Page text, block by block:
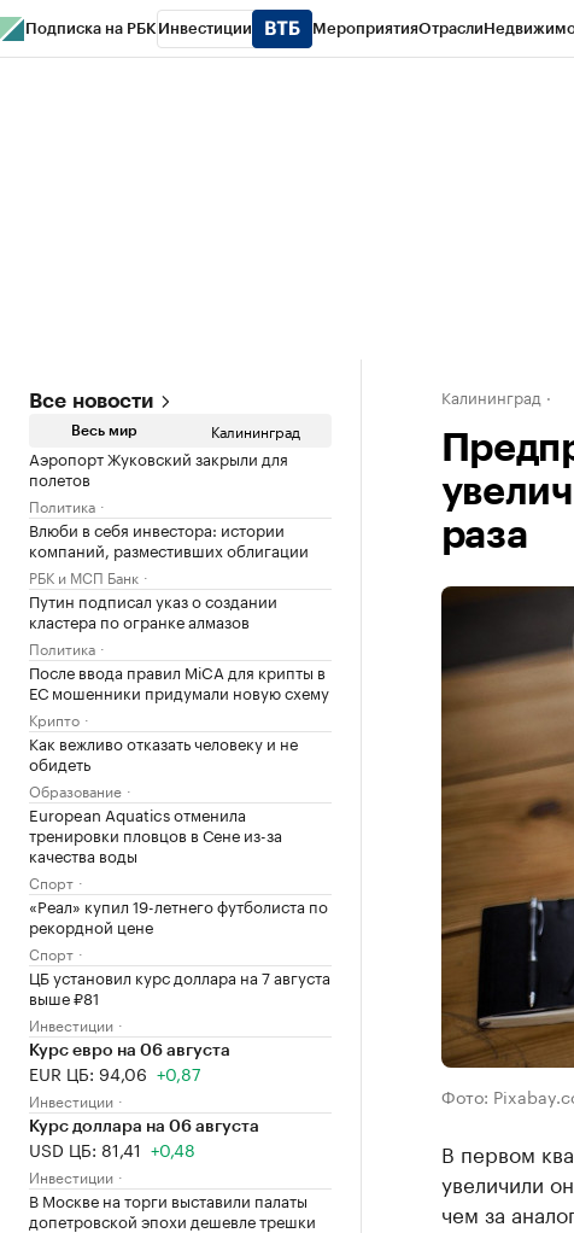
Подписка на РБК Инвестиции МероприятияОтрасли
Все новости
Весь мир Калининград
Аэропорт Жуковский закрыли для
полетов
Политика
Влюби в себя инвестора: истории
компаний, разместивших облигации
РБК и МСП Банк
Путин подписал указ о создании
кластера по огранке алмазов
Политика
После ввода правил MiCA для крипты в
ЕС мошенники придумали новую схему
Крипто
Как вежливо отказать человеку и не
обидеть
Образование
European Aquatics отменила
тренировки пловцов в Сене из-за
качества воды
Спорт
«Реал» купил 19-летнего футболиста по
рекордной цене
Спорт
ЦБ установил курс доллара на 7 августа
выше ₽81
Инвестиции
Курс евро на 06 августа
EUR ЦБ: 94,06 +0,87
Инвестиции
Курс доллара на 06 августа
USD ЦБ: 81,41 +0,48
Инвестиции
В Москве на торги выставили палаты
допетровской эпохи дешевле трешки
Калининград
раза
Фото:
В первом
увеличили
чем за